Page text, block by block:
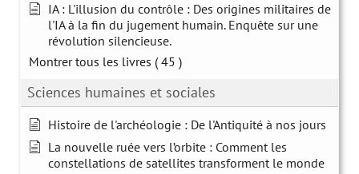
IA : L'illusion du contrôle : Des origines militaires de
l'IA à la fin du jugement humain. Enquête sur une
révolution silencieuse.
Montrer tous les livres ( 45 )
Sciences humaines et sociales
Histoire de l'archéologie : De l'Antiquité à nos jours
La nouvelle ruée vers l’orbite : Comment les
constellations de satellites transforment le monde